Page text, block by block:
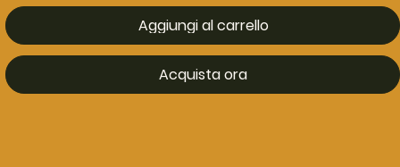
Aggiungi al carrello
Acquista ora